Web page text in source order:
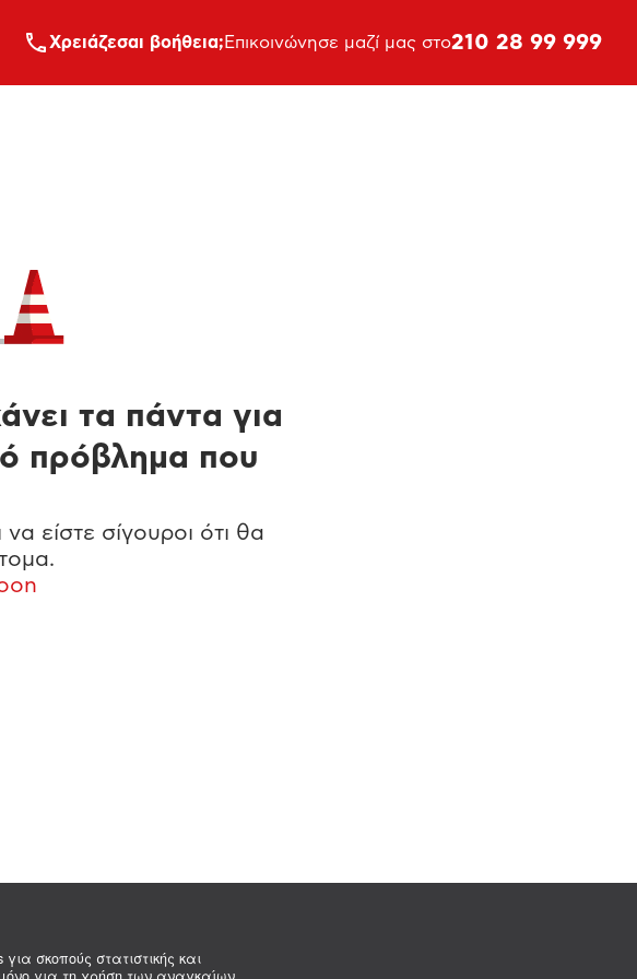
σκοπούς στατιστικής και
Xρειάζεσαι βοήθεια; Επικοινώνησε μαζί μας στο210 28 99 999
τα πάντα για
πρόβλημα που
είστε σίγουροι ότι θα